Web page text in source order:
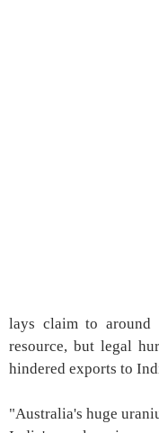
lays claim to around
resource, but legal
hindered exports to
"Australia's huge